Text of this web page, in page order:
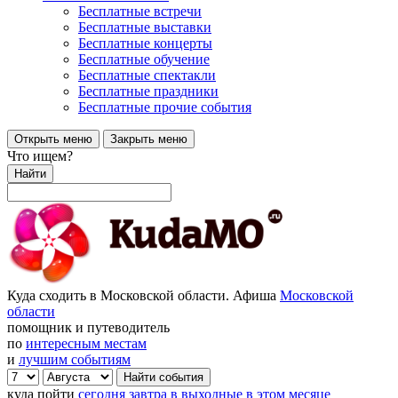
Бесплатные встречи
Бесплатные выставки
Бесплатные концерты
Бесплатные обучение
Бесплатные спектакли
Бесплатные праздники
Бесплатные прочие события
Открыть меню Закрыть меню
Что ищем?
Найти
Куда сходить в Московской области. Афиша Московской
области
помощник и путеводитель
по интересным местам
и лучшим событиям
куда пойти сегодня завтра в выходные в этом месяце